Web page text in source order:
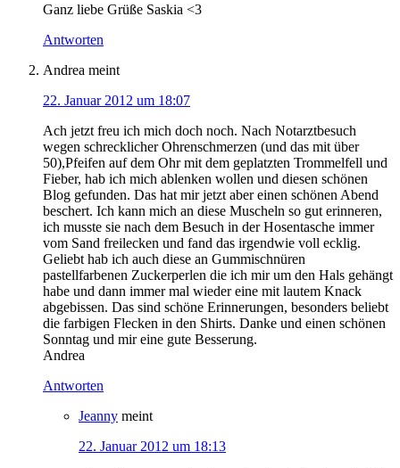
Ganz liebe Grüße Saskia <3
Antworten
Andrea meint
22. Januar 2012 um 18:07
Ach jetzt freu ich mich doch noch. Nach Notarztbesuch
wegen schrecklicher Ohrenschmerzen (und das mit über
50),Pfeifen auf dem Ohr mit dem geplatzten Trommelfell und
Fieber, hab ich mich ablenken wollen und diesen schönen
Blog gefunden. Das hat mir jetzt aber einen schönen Abend
beschert. Ich kann mich an diese Muscheln so gut erinneren,
ich musste sie nach dem Besuch in der Hosentasche immer
vom Sand freilecken und fand das irgendwie voll ecklig.
Geliebt hab ich auch diese an Gummischnüren
pastellfarbenen Zuckerperlen die ich mir um den Hals gehängt
habe und dann immer mal wieder eine mit lautem Knack
abgebissen. Das sind schöne Erinnerungen, besonders beliebt
die farbigen Flecken in den Shirts. Danke und einen schönen
Sonntag und mir eine gute Besserung.
Andrea
Antworten
Jeanny meint
22. Januar 2012 um 18:13